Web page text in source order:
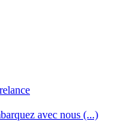
avec nous (...)